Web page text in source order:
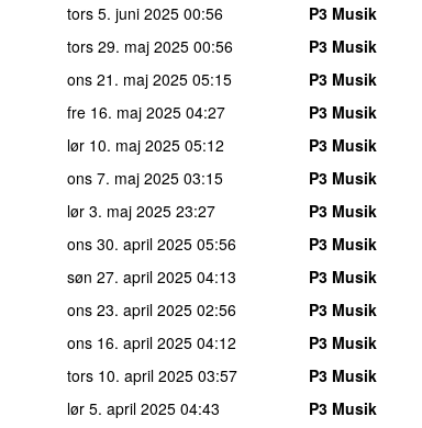
tors 5. juni 2025 00:56
P3 Musik
tors 29. maj 2025 00:56
P3 Musik
ons 21. maj 2025 05:15
P3 Musik
fre 16. maj 2025 04:27
P3 Musik
lør 10. maj 2025 05:12
P3 Musik
ons 7. maj 2025 03:15
P3 Musik
lør 3. maj 2025 23:27
P3 Musik
ons 30. april 2025 05:56
P3 Musik
søn 27. april 2025 04:13
P3 Musik
ons 23. april 2025 02:56
P3 Musik
ons 16. april 2025 04:12
P3 Musik
tors 10. april 2025 03:57
P3 Musik
lør 5. april 2025 04:43
P3 Musik